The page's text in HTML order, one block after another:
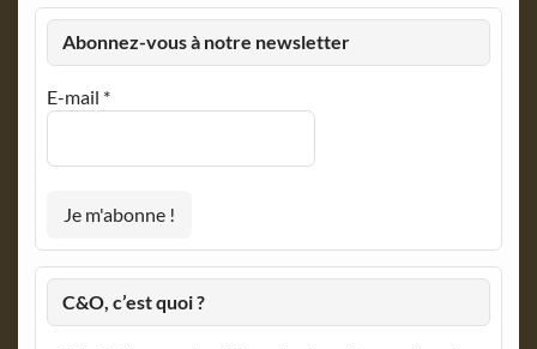
Abonnez-vous à notre newsletter
E-mail *
C&O, c’est quoi ?